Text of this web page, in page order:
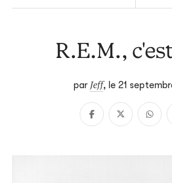
R.E.M.,
par Jeff, le 21